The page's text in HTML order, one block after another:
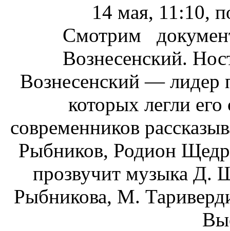
14 мая, 11:10,
Смотрим
Вознесенский.
Вознесенский — лидер
которых легли
современников
Рыбников, Родион
прозвучит музыка Д.
Рыбникова, М.